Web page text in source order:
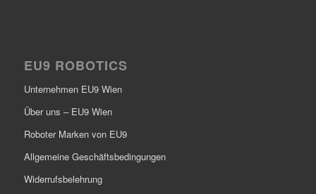
EU9 ROBOTICS
Unternehmen EU9 Wien
Über uns – EU9 Wien
Roboter Marken von EU9
Allgemeine Geschäftsbedingungen
Widerrufsbelehrung